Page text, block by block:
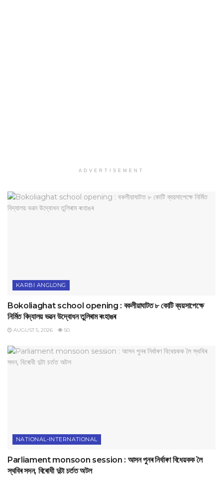
ADVERTISEMENT
KARBI ANGLONG
Bokoliaghat school opening : বকলীয়াঘাটত ৮ কোটি ব্যয়সাপেক্ষে
নির্মিত বিদ্যালয় ভৱন উদ্বোধন তুলিৰাম ৰংহাঙৰ
AUGUST 5, 2026 50
NATIONAL-INTERNATIONAL
Parliament monsoon session : আসন পুনৰ নিৰ্ধাৰণ বিধেয়কক লৈ
স্থবিৰ সদন, বিৰোধী দুটা চৰ্তত অটল